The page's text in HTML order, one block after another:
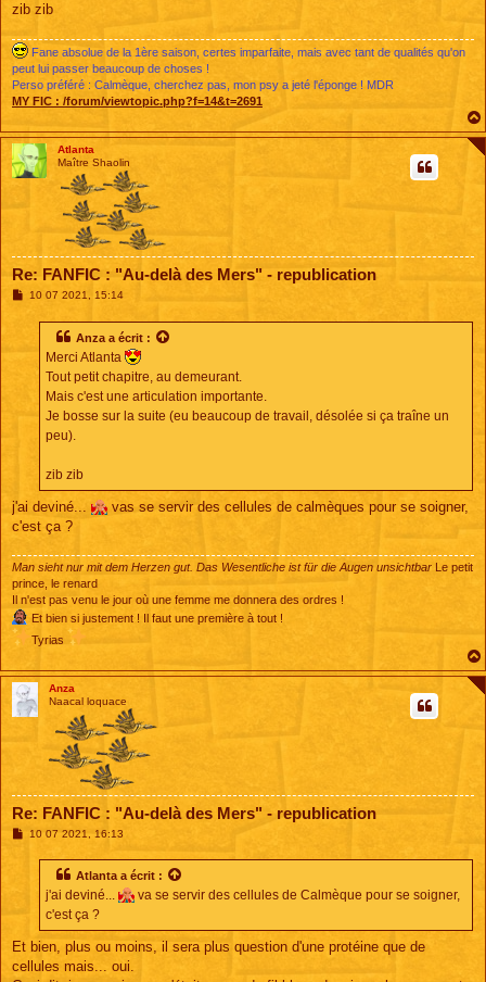
zib zib
Fane absolue de la 1ère saison, certes imparfaite, mais avec tant de qualités qu'on
peut lui passer beaucoup de choses !
Perso préféré : Calmèque, cherchez pas, mon psy a jeté l'éponge ! MDR
MY FIC : /forum/viewtopic.php?f=14&t=2691
Atlanta
Maître Shaolin
Re: FANFIC : "Au-delà des Mers" - republication
M
10 07 2021, 15:14
Anza a écrit :
Merci Atlanta
Tout petit chapitre, au demeurant.
Mais c'est une articulation importante.
Je bosse sur la suite (eu beaucoup de travail, désolée si ça traîne un
peu).
zib zib
j'ai deviné...
vas se servir des cellules de calmèques pour se soigner,
c'est ça ?
Man sieht nur mit dem Herzen gut. Das Wesentliche ist für die Augen unsichtbar Le petit
prince, le renard
Il n'est pas venu le jour où une femme me donnera des ordres !
Et bien si justement ! Il faut une première à tout !
Tyrias
Anza
Naacal loquace
Re: FANFIC : "Au-delà des Mers" - republication
M10 07 2021, 16:13
Atlanta a écrit :
j'ai deviné...
va se servir des cellules de Calmèque pour se soigner,
c'est ça ?
Et bien, plus ou moins, il sera plus question d'une protéine que de
cellules mais... oui.